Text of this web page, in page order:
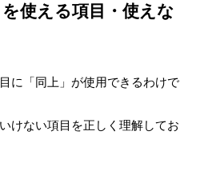
使える項目・使えな
に「同上」が使用できるわけで
けない項目を正しく理解してお